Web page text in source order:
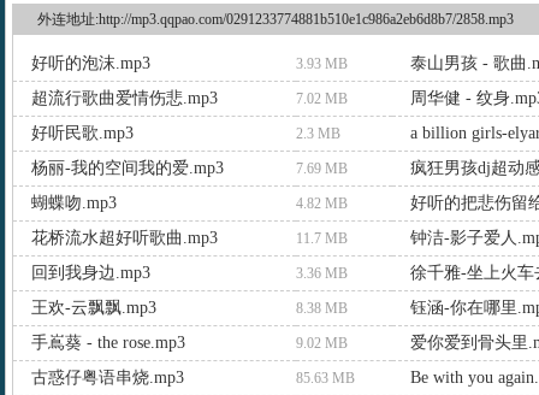
外连地址:http://mp3.qqpao.com/0291233774881b510e1c986a2eb6d8b7/2858.mp3
好听的泡沫.mp3 3.93 MB
泰山男孩 - 歌曲
超流行歌曲爱情伤悲.mp3
7.02 MB
周华健 - 纹身
好听民歌.mp3
2.3 MB
a billion girls-
杨丽-我的空间我的爱.mp3
7.69 MB
疯狂男孩dj超动
蝴蝶吻.mp3
4.82 MB
好听的把悲伤留
花桥流水超好听歌曲.mp3
11.7 MB
钟洁-影子爱人
回到我身边.mp3
3.36 MB
徐千雅-坐上火车
王欢-云飘飘.mp3
8.38 MB
钰涵-你在哪里
手嶌葵 - the rose.mp3
9.02 MB
爱你爱到骨头里
古惑仔粤语串烧.mp3
85.63 MB Be with you